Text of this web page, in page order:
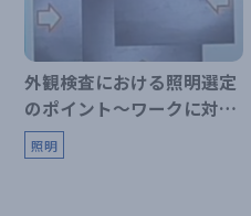
外観検査における照明選定
のポイント～ワークに対し
て凹凸がある場合～
照明